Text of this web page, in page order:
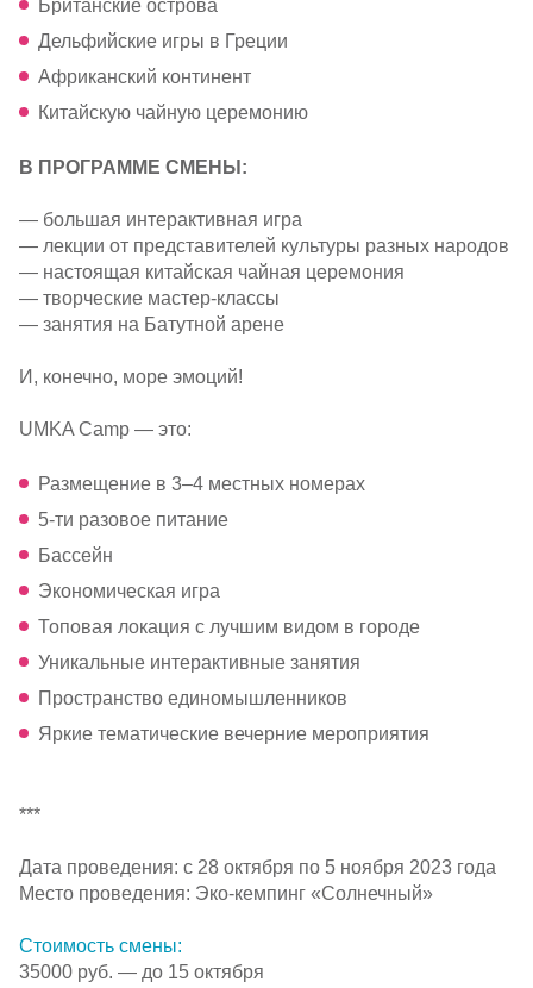
Британские острова
Дельфийские игры в Греции
Африканский континент
Китайскую чайную церемонию
В ПРОГРАММЕ СМЕНЫ:
— большая интерактивная игра
— лекции от представителей культуры разных народов
— настоящая китайская чайная церемония
— творческие мастер-классы
— занятия на Батутной арене
И, конечно, море эмоций!
UMKA Camp — это:
Размещение в 3–4 местных номерах
5-ти разовое питание
Бассейн
Экономическая игра
Топовая локация с лучшим видом в городе
Уникальные интерактивные занятия
Пространство единомышленников
Яркие тематические вечерние мероприятия
***
Дата проведения: с 28 октября по 5 ноября 2023 года
Место проведения: Эко-кемпинг «Солнечный»
Стоимость смены:
35000 руб. — до 15 октября